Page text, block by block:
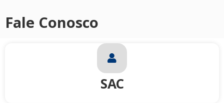
Fale Conosco
SAC